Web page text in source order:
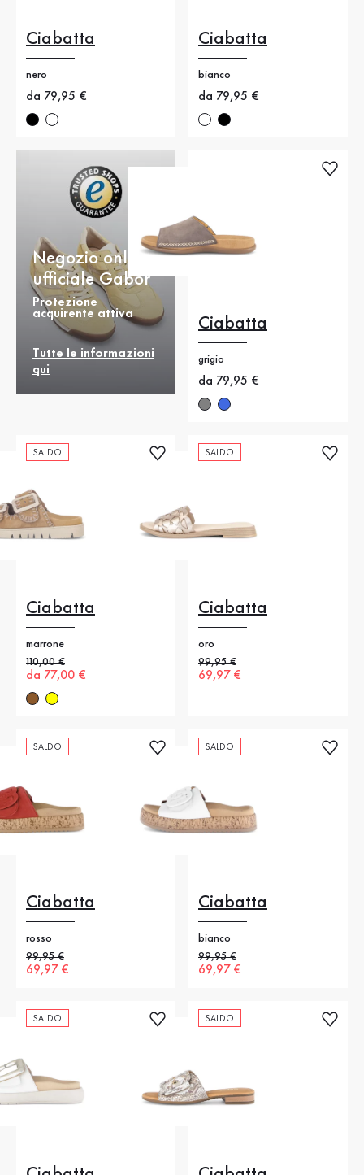
Ciabatta
nero
Nuovo prezzo
da 79,95 €
Ciabatta
bianco
Nuovo prezzo
da 79,95 €
Negozio online
ufficiale Gabor
Protezione
acquirente attiva
Tutte le informazioni
qui
Ciabatta
grigio
Nuovo prezzo
da 79,95 €
SALDO
Ciabatta
marrone
Prezzo precedente
110,00 €
Nuovo prezzo
da 77,00 €
SALDO
Ciabatta
oro
Prezzo precedente
99,95 €
Nuovo prezzo
69,97 €
SALDO
Ciabatta
rosso
Prezzo precedente
99,95 €
Nuovo prezzo
69,97 €
SALDO
Ciabatta
bianco
Prezzo precedente
99,95 €
Nuovo prezzo
69,97 €
SALDO SALDO